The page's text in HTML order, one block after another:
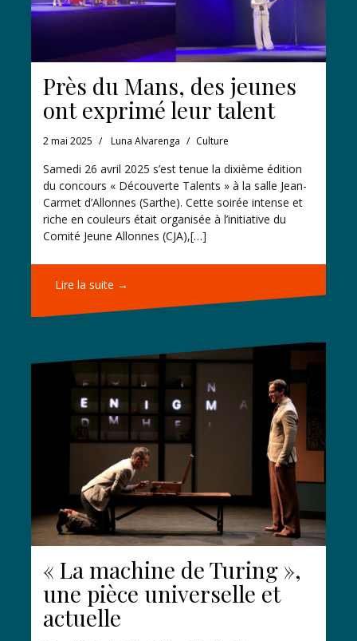
Près du Mans, des jeunes
ont exprimé leur talent
2 mai 2025 Luna Alvarenga Culture
Samedi 26 avril 2025 s’est tenue la dixième édition
du concours « Découverte Talents » à la salle Jean-
Carmet d’Allonnes (Sarthe). Cette soirée intense et
riche en couleurs était organisée à l’initiative du
Comité Jeune Allonnes (CJA),[…]
Lire la suite →
« La machine de Turing »,
une pièce universelle et
actuelle